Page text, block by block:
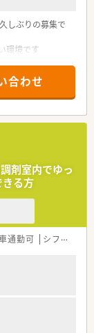
しぶりの募集で
環境です
合わせ
剤室内でゆっ
る方
通勤可 シフト制